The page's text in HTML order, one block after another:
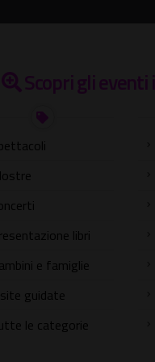
Scopri gli
libri
e famiglie
guidate
le categorie